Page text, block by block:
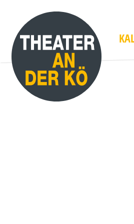
mit WILLI THOMCZYK,
HEINERSDORFF u. a.
Die Camper sind zurück!